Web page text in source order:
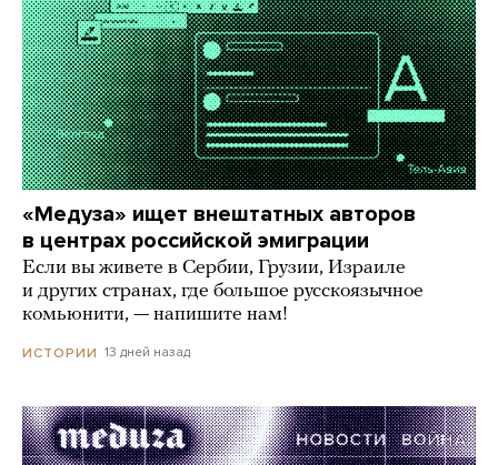
«Медуза» ищет внештатных авторов
в центрах российской эмиграции
Если вы живете в Сербии, Грузии, Израиле
и других странах, где большое русскоязычное
комьюнити, — напишите нам!
ИСТОРИИ 13 дней назад